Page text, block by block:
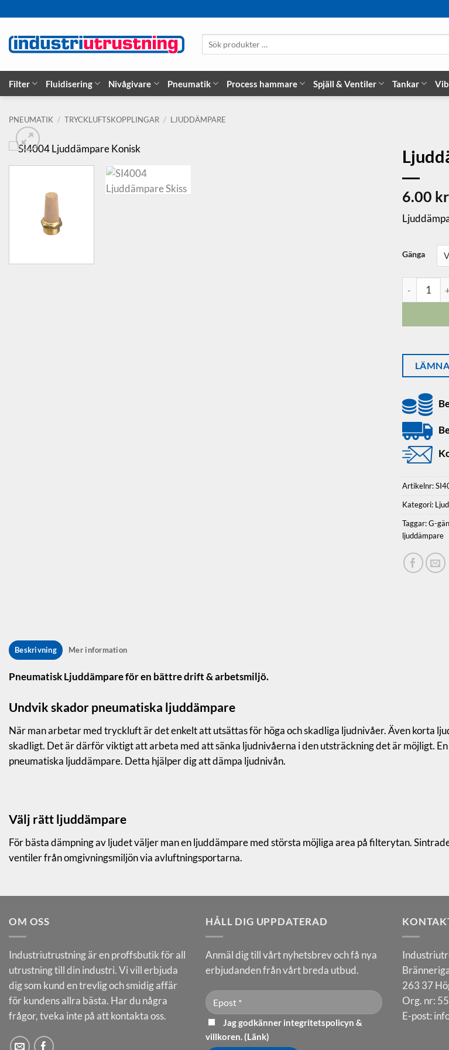
SPARA 5 % PÅ DIN
Ange din e-postadress för att få rabatter &
content
produkter
Filter Fluidisering Nivågivare Pneumatik Process hammare Spjäll & Ventiler Tankar
PNEUMATIK / TRYCKLUFTSKOPPLINGAR / LJUDDÄMPARE
6.00 kr
Gänga
Artikelnr:
Kategori:
Taggar:G-
ljuddämpare
Beskrivning Mer information
Pneumatisk Ljuddämpare för en bättre drift & arbetsmiljö.
Undvik skador pneumatiska ljuddämpare
När man arbetar med tryckluft är det enkelt att utsättas för höga och skadliga ljudnivåer. Även korta
skadligt. Det är därför viktigt att arbeta med att sänka ljudnivåerna i den utsträckning det är möjligt.
pneumatiska ljuddämpare. Detta hjälper dig att dämpa ljudnivån.
Välj rätt ljuddämpare
För bästa dämpning av ljudet väljer man en ljuddämpare med största möjliga area på filterytan.
ventiler från omgivningsmiljön via avluftningsportarna.
OM OSS
Industriutrustning är en proffsbutik för all
utrustning till din industri. Vi vill erbjuda
dig som kund en trevlig och smidig affär
för kundens allra bästa. Har du några
frågor, tveka inte på att kontakta oss.
HÅLL DIG UPPDATERAD
Anmäl dig till vårt nyhetsbrev och få nya
erbjudanden från vårt breda utbud.
Jag godkänner integritetspolicyn &
villkoren. (Länk)
263 37
Org. nr:
E-post: